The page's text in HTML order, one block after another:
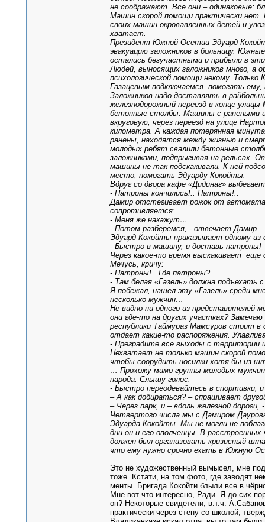
не соображают. Все они – одинаковые:
Машин скорой помощи практически нет.
своих машин окровавленных детей и
хватает.
Президент Южной Осетии Эдуард
эвакуацию заложников в больницу.
остались безучастными и прибыли в
Людей, выносящих заложников много, а
психологической помощи некому.
Газацевым подключаемся помогать
Заложников надо доставлять в
железнодорожный переезд в конце
бетонные столбы. Машины с ранеными
вкруговую, через переезд на улице
километра. А каждая потерянная
ранены, находятся между жизнью и
молодых ребят свалили бетонные
заложниками, подпрыгивая на рельсах.
машины не так подскакивали. К ней
место, помогать Эдуарду Кокойты.
Вдруг со двора кафе «Дидинаг»
- Патроны кончились!.. Патроны!..
Дамир отстегивает рожок от автомата
сопротивляется:
- Меня же накажут…
- Потом разберемся, - отвечает Дамир.
Эдуард Кокойты приказывает одному из
- Быстро в машину, и доставь патроны!
Через какое-то время выскакивает
Мечусь, кричу:
- Патроны!.. Где патроны?..
- Там белая «Газель» должна подъехать
Я побежал, нашел эту «Газель» среди
несколько мужчин…
Не видно ни одного из представителей
они где-то на других участках?
республики Таймураз Мамсуров стоит в
отдает какие-то распоряжения.
- Преградите все выходы с
Нехватает не только машин скорой
чтобы соорудить носилки хотя бы из
… Прохожу мимо группы молодых
народа. Слышу голос:
- Быстро переодевайтесь в спортивки,
– А как добираться? – спрашивает
– Через парк, и – вдоль железной
Четвертого числа мы с Дамиром
Эдуарда Кокойты. Мы не могли не
дни он и его ополченцы. В
должен был организовать кризисный
что ему нужно срочно ехать в Южную
Это не художественный вымысел, мне
тоже. Кстати, на том фото, где заводят
менты. Бригада Кокойти блыли все в
Мне вот что интересно, Ради. Я до сих
он? Некоторые свидетели, в.т.ч.
практически через стену со школой,